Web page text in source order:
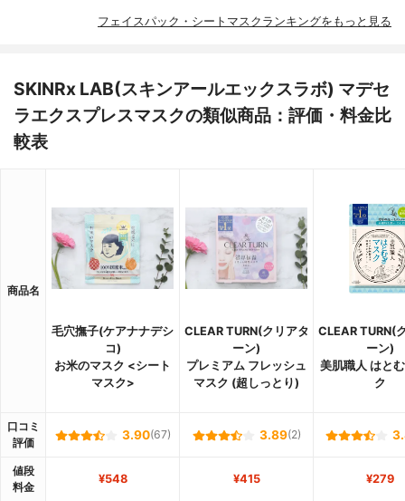
フェイスパック・シートマスクランキングをもっと見る
SKINRx LAB(スキンアールエックスラボ) マデセ
ラエクスプレスマスクの類似商品：評価・料金比
較表
商品名
毛穴撫子(ケアナナデシ
コ)
お米のマスク <シート
マスク>
CLEAR TURN(クリアタ
ーン)
プレミアム フレッシュ
マスク (超しっとり)
CLEAR TURN(
ーン)
美肌職人 はと
ク
口コミ
評価
3.90(67) 3.89(2)
値段
料金
¥548 ¥415 ¥279